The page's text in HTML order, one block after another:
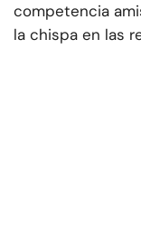
competencia
la chispa en las